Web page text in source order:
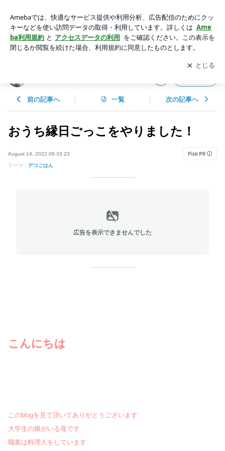
アプリをダウンロードして ブログの更新通知
を受け取りまし
ょう。
開く
前の記事へ 一覧 次の記事へ
おうち縁日ごっこをやりました！
August 14, 2022 08:33:23
テーマ： デコごはん
広告を表示できませんでした
こんにちは
このblogを見て頂いてありがとうございます
大学生の娘がいる母です
職業は料理人をしています